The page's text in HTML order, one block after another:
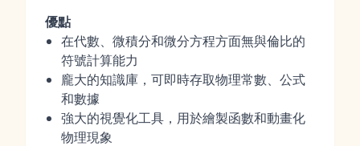
優點
在代數、微積分和微分方程方面無與倫比的
符號計算能力
龐大的知識庫，可即時存取物理常數、公式
和數據
強大的視覺化工具，用於繪製函數和動畫化
物理現象